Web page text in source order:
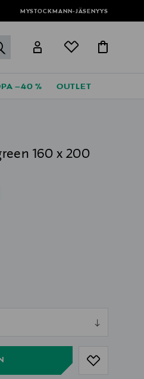
MYSTOCKMANN-JÄSENYYS
label.header.go
–40 % OUTLET
160 x 200